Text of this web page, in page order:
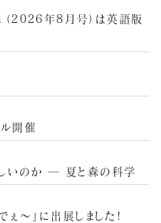
年8月号）は英語版
開催
のか ─ 夏と森の科学
ぇ～」に出展しました!